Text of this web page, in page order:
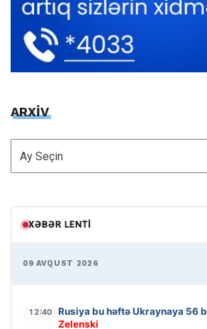
ARXİV
ARXİV
XƏBƏR LENTI
09 AVQUST 2026
12:40 Rusiya bu həftə Ukraynaya 56
Zelenski